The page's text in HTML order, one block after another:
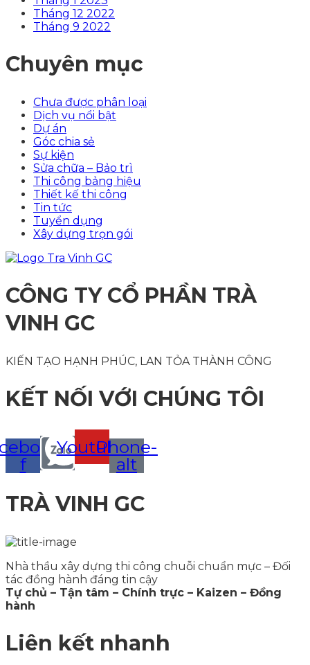
Tháng 12 2022
Tháng 9 2022
Chuyên mục
Chưa được phân loại
Dịch vụ nổi bật
Dự án
Góc chia sẻ
Sự kiện
Sửa chữa – Bảo trì
Thi công bảng hiệu
Thiết kế thi công
Tin tức
Tuyển dụng
Xây dựng trọn gói
CÔNG TY CỔ PHẦN TRÀ
VINH GC
KIẾN TẠO HẠNH PHÚC, LAN TỎA THÀNH CÔNG
KẾT NỐI VỚI CHÚNG TÔI
f
YoutubePhone-
alt
TRÀ VINH GC
Nhà thầu xây dựng thi công chuỗi chuẩn mực – Đối
tác đồng hành đáng tin cậy
Tự chủ – Tận tâm – Chính trực – Kaizen – Đồng
hành
Liên kết nhanh